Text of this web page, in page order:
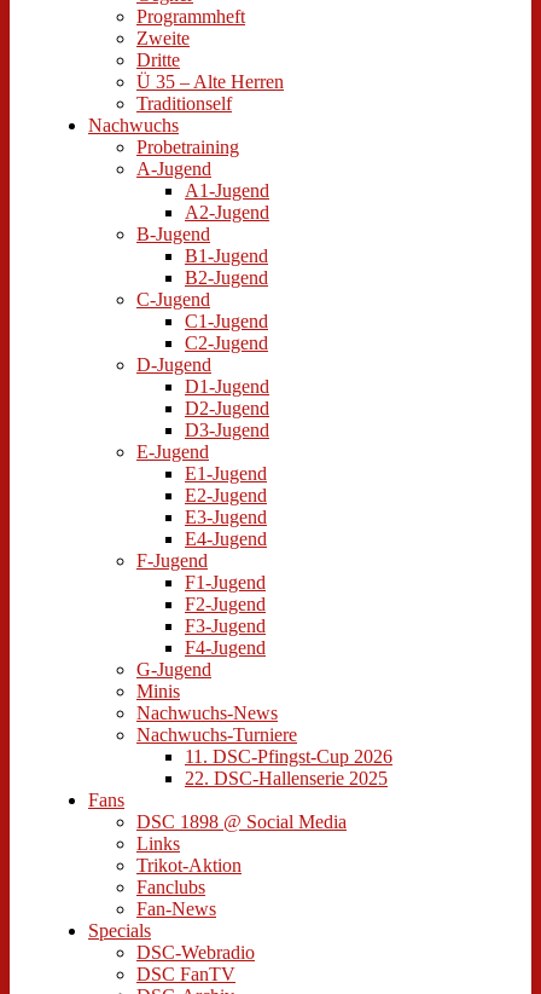
Programmheft
Zweite
Dritte
Ü 35 – Alte Herren
Traditionself
Nachwuchs
Probetraining
A-Jugend
A1-Jugend
A2-Jugend
B-Jugend
B1-Jugend
B2-Jugend
C-Jugend
C1-Jugend
C2-Jugend
D-Jugend
D1-Jugend
D2-Jugend
D3-Jugend
E-Jugend
E1-Jugend
E2-Jugend
E3-Jugend
E4-Jugend
F-Jugend
F1-Jugend
F2-Jugend
F3-Jugend
F4-Jugend
G-Jugend
Minis
Nachwuchs-News
Nachwuchs-Turniere
11. DSC-Pfingst-Cup 2026
22. DSC-Hallenserie 2025
Fans
DSC 1898 @ Social Media
Links
Trikot-Aktion
Fanclubs
Fan-News
Specials
DSC-Webradio
DSC FanTV